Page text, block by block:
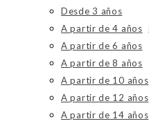
Desde 3 años
A partir de 4 años
A partir de 6 años
A partir de 8 años
A partir de 10 años
A partir de 12 años
A partir de 14 años